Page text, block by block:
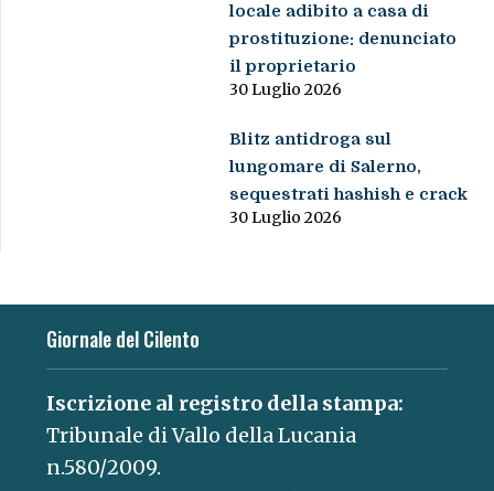
locale adibito a casa di
prostituzione: denunciato
il proprietario
30 Luglio 2026
Blitz antidroga sul
lungomare di Salerno,
sequestrati hashish e crack
30 Luglio 2026
Giornale del Cilento
Iscrizione al registro della stampa:
Tribunale di Vallo della Lucania
n.580/2009.